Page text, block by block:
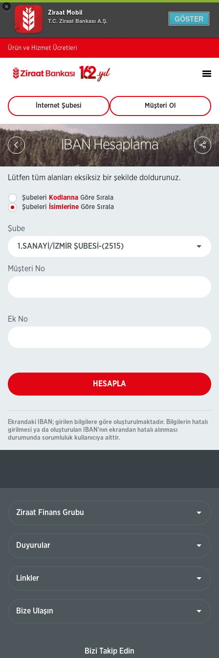
×
Ziraat Mobil
T.C. Ziraat Bankası A.Ş. GÖSTER
Ürün ve Hizmet Ücretleri
İnternet Şubesi
(Bu
sayfa
yeni
pencerede
açılacaktır)
Müşteri Ol
(Bu
sayfa
yeni
pencerede
açılacaktır)
IBAN Hesaplama
Lütfen tüm alanları eksiksiz bir şekilde doldurunuz.
Şubeleri Kodlarına Göre Sırala
Şubeleri
İsimlerine Göre Sırala
Şube
Müşteri No
Ek No
HESAPLA
Ekrandaki IBAN; girilen bilgilere göre oluşturulmaktadır. Bilgilerin hatalı
girilmesi ya da oluşturulan IBAN'nın ekrandan hatalı alınması
durumunda sorumluluk kullanıcıya aittir.​
Grubu
Bizi Takip Edin